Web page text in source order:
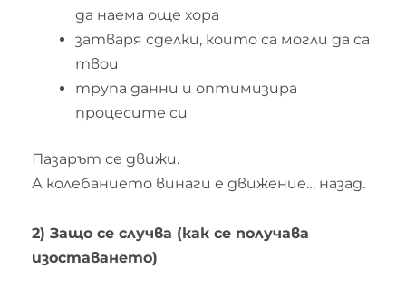
да наема още хора
затваря сделки, които са могли да са
твои
трупа данни и оптимизира
процесите си
Пазарът се движи.
А колебанието винаги е движение… назад.
2) Защо се случва (как се получава
изоставането)